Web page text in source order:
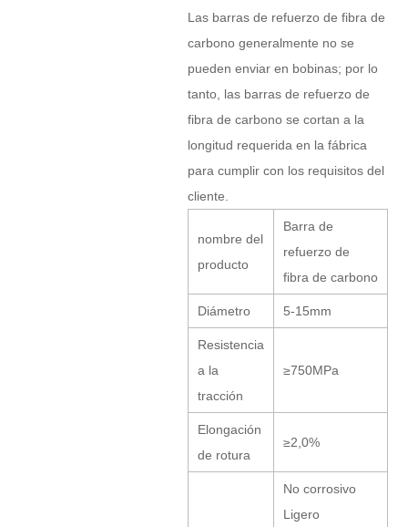
Las barras de refuerzo de fibra de
carbono generalmente no se
pueden enviar en bobinas; por lo
tanto, las barras de refuerzo de
fibra de carbono se cortan a la
longitud requerida en la fábrica
para cumplir con los requisitos del
cliente.
nombre del
producto
Barra de
refuerzo de
fibra de carbono
Diámetro 5-15mm
Resistencia
a la
tracción
≥750MPa
Elongación
de rotura
≥2,0%
No corrosivo
Ligero